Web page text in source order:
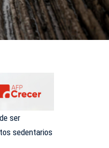
ser
sedentarios